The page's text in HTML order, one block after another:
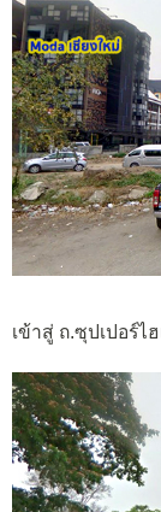
เข้าสู่ ถ.ซุปเปอร์ไ